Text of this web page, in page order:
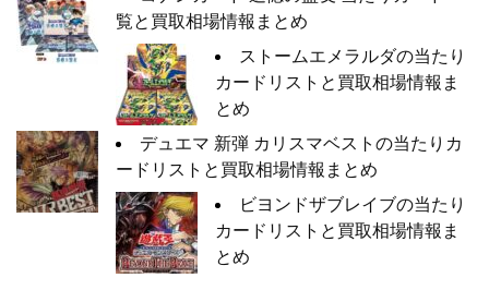
覧と買取相場情報まとめ
ストームエメラルダの当たり
カードリストと買取相場情報ま
とめ
デュエマ 新弾 カリスマベストの当たりカ
ードリストと買取相場情報まとめ
ビヨンドザブレイブの当たり
カードリストと買取相場情報ま
とめ